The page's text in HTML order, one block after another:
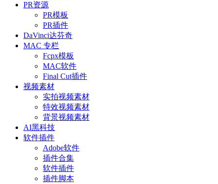
PR资源
PR模板
PR插件
DaVinci达芬奇
MAC 专栏
Fcpx模板
MAC软件
Final Cut插件
视频素材
实拍视频素材
特效视频素材
背景视频素材
AI黑科技
软件插件
Adobe软件
插件合集
软件插件
插件脚本